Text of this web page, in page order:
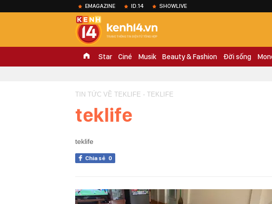
EMAGAZINE ID.14 SHOWLIVE
Star Ciné Musik Beauty & Fashion Đời sống
TIN TỨC VỀ TEKLIFE - TEKLIFE
teklife
teklife
Chia sẻ 0